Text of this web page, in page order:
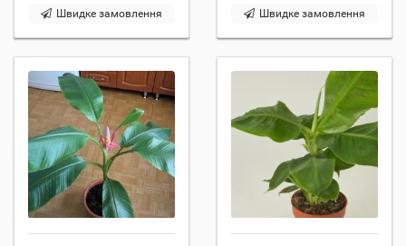
Швидке замовлення Швидке замовлення